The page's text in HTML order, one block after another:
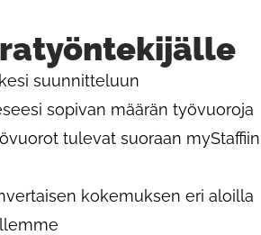
suunnitteluun
sopivan määrän työvuoroja
tulevat suoraan
kokemuksen eri aloilla